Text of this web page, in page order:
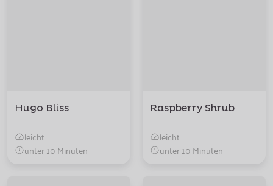
Hugo Bliss
leicht
unter 10 Minuten
Raspberry Shrub
leicht
unter 10 Minuten